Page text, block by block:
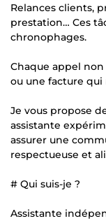
Relances clients,
prestation… Ces
chronophages.
Chaque appel
ou une facture qui
Je vous propose
assistante
assurer une
respectueuse et
# Qui suis-je ?
Assistante